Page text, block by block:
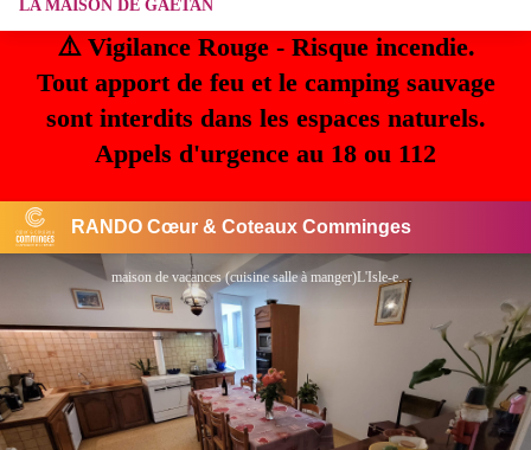
⚠️ Vigilance Rouge - Risque incendie.
Tout apport de feu et le camping sauvage
sont interdits dans les espaces naturels.
Appels d'urgence au 18 ou 112
RANDO Cœur & Coteaux Comminges
LA MAISON DE GAËTAN
maison de vacances (cuisine salle à manger)L'Isle-en-Dodon Comminges Pyrénées - ©nadinebouzin